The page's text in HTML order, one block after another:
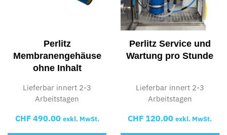
Perlitz
Membranengehäuse
ohne Inhalt
Lieferbar innert 2-3
Arbeitstagen
CHF490.00 exkl. MwSt.
Perlitz Service und
Wartung pro Stunde
Lieferbar innert 2-3
Arbeitstagen
CHF 120.00 exkl. MwSt.